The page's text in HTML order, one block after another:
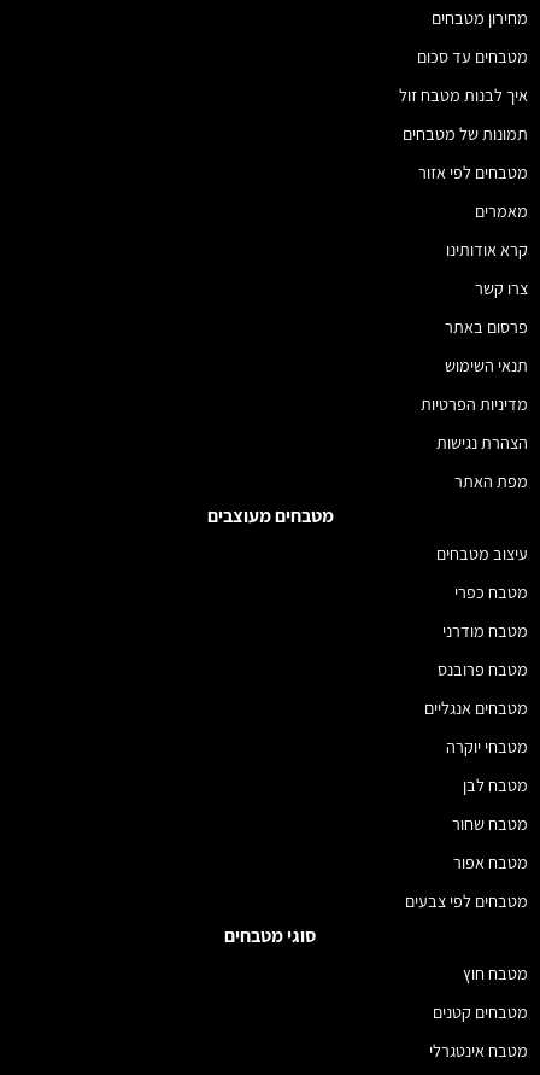
מחירון מטבחים
מטבחים עד סכום
איך לבנות מטבח זול
תמונות של מטבחים
מטבחים לפי אזור
מאמרים
קרא אודותינו
צרו קשר
פרסום באתר
תנאי השימוש
מדיניות הפרטיות
הצהרת נגישות
מפת האתר
מטבחים מעוצבים
עיצוב מטבחים
מטבח כפרי
מטבח מודרני
מטבח פרובנס
מטבחים אנגליים
מטבחי יוקרה
מטבח לבן
מטבח שחור
מטבח אפור
מטבחים לפי צבעים
סוגי מטבחים
מטבח חוץ
מטבחים קטנים
מטבח אינטגרלי